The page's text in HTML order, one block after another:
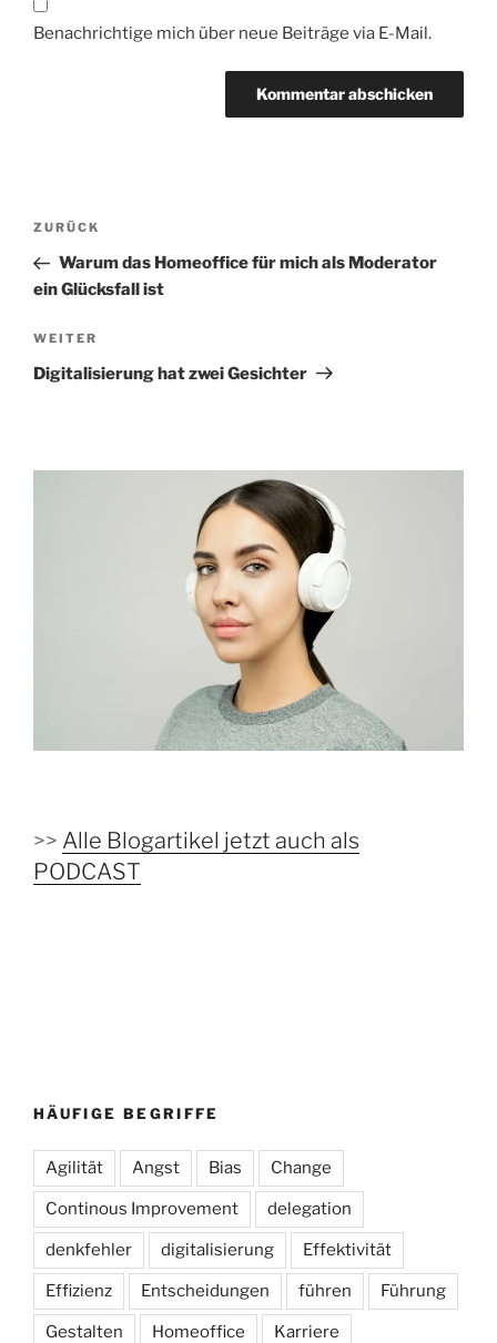
Benachrichtige mich über neue Beiträge via E-Mail.
Beitragsnavigation
Vorheriger
Beitrag
ZURÜCK
Warum das Homeoffice für mich als Moderator
ein Glücksfall ist
Nächster
Beitrag
WEITER
Digitalisierung hat zwei Gesichter
>> Alle Blogartikel jetzt auch als
PODCAST
HÄUFIGE BEGRIFFE
Agilität Angst Bias Change
Continous Improvement delegation
denkfehler digitalisierung Effektivität
Effizienz Entscheidungen führen Führung
Gestalten Homeoffice Karriere